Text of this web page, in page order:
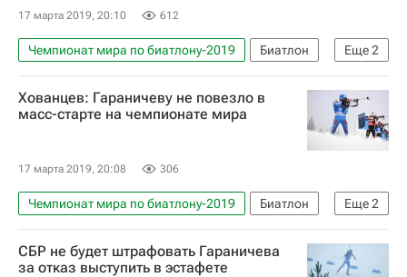
Александр Логинов (биатлонист)
17 марта 2019, 20:10 612
Еще2
Чемпионат мира по биатлону-2019
Биатлон
Сборная России по биатлону
Анатолий Хованцев
Хованцев: Гараничеву не повезло в
масс-старте на чемпионате мира
17 марта 2019, 20:08 306
Еще2
Чемпионат мира по биатлону-2019
Биатлон
Евгений Гараничев
Анатолий Хованцев
СБР не будет штрафовать Гараничева
за отказ выступить в эстафете